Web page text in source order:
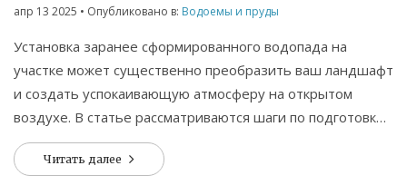
апр 13 2025 • Опубликовано в: Водоемы и пруды
Установка заранее сформированного водопада на
участке может существенно преобразить ваш ландшафт
и создать успокаивающую атмосферу на открытом
воздухе. В статье рассматриваются шаги по подготовке
площадки и выбору места, а также советы по установке
и подключению. Вы узнаете о важности выбора
Читать далее